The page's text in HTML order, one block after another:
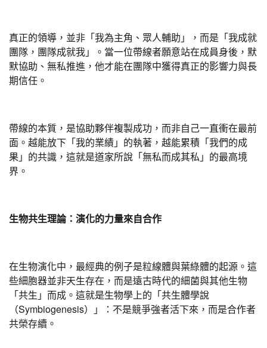
真正的領導，並非「我為主角、眾人輔助」，而是「我成就
團隊，團隊成就我」。當一位帶線者願意站在成員身後，默
默協助、無私推進，他才能在團隊中獲得真正的影響力與長
期信任。
帶線的本質，是協助夥伴複製成功，而非自己一直衝在最前
面。越能放下「我的業績」的執著，越能累積「我們的成
果」的共識，這就是道家所說「無私而成其私」的最高境
界。
生物共生理論：演化的力量來自合作
在生物演化中，最經典的例子是粒線體與葉綠體的起源。這
些細胞器並非天生存在，而是遠古時代的細菌與其他生物
「共生」而成。這就是生物學上的「共生體學說
（Symbiogenesis）」：不是競爭強者活下來，而是合作者
共榮存續。